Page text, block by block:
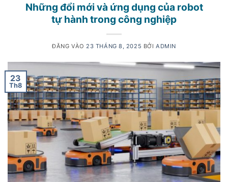
Những đổi mới và ứng dụng của robot
tự hành trong công nghiệp
ĐĂNG VÀO 23 THÁNG 8, 2025 BỞI ADMIN
23
Th8